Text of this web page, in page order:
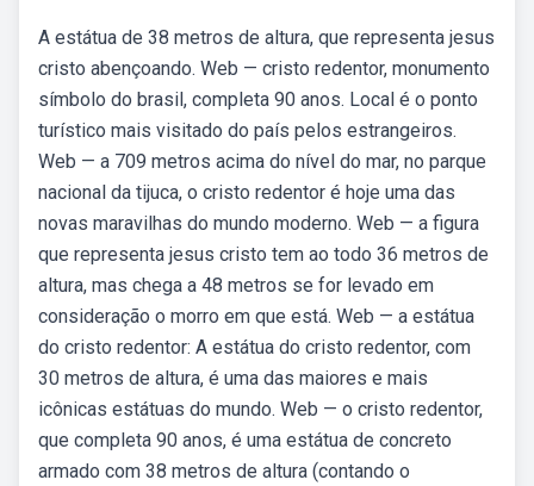
A estátua de 38 metros de altura, que representa jesus
cristo abençoando. Web — cristo redentor, monumento
símbolo do brasil, completa 90 anos. Local é o ponto
turístico mais visitado do país pelos estrangeiros.
Web — a 709 metros acima do nível do mar, no parque
nacional da tijuca, o cristo redentor é hoje uma das
novas maravilhas do mundo moderno. Web — a figura
que representa jesus cristo tem ao todo 36 metros de
altura, mas chega a 48 metros se for levado em
consideração o morro em que está. Web — a estátua
do cristo redentor: A estátua do cristo redentor, com
30 metros de altura, é uma das maiores e mais
icônicas estátuas do mundo. Web — o cristo redentor,
que completa 90 anos, é uma estátua de concreto
armado com 38 metros de altura (contando o